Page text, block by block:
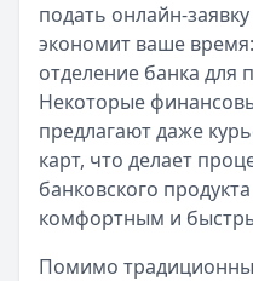
подать онлайн-
экономит ваше
отделение банка
Некоторые
предлагают даже
карт, что делает
банковского
комфортным и
Помимо